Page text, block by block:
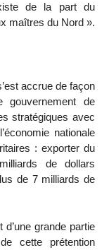
de la part du
maîtres du Nord ».
accrue de façon
gouvernement de
stratégiques avec
nationale
: exporter du
de dollars
de 7 milliards de
d’une grande partie
cette prétention